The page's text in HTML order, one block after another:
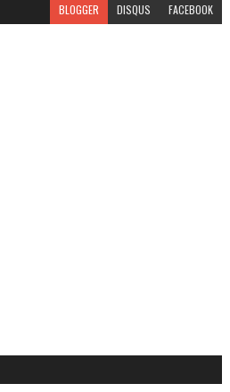
BLOGGER DISQUS FACEBOOK